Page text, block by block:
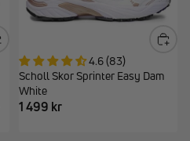
4.6 (83)
Scholl Skor Sprinter Easy Dam
White
1 499 kr